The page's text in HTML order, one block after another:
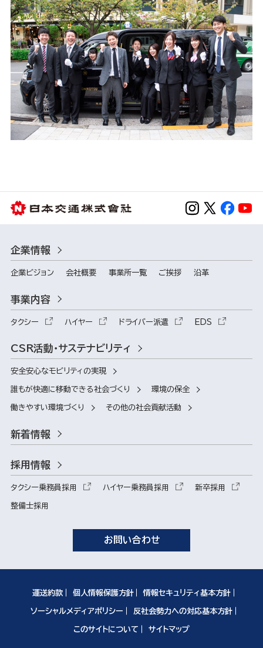
企業情報
企業ビジョン 会社概要 事業所一覧 ご挨拶 沿革
事業内容
タクシー ハイヤー ドライバー派遣 EDS
CSR活動・サステナビリティ
安全安心なモビリティの実現
誰もが快適に移動できる社会づくり 環境の保全
働きやすい環境づくり その他の社会貢献活動
新着情報
採用情報
タクシー乗務員採用 ハイヤー乗務員採用 新卒採用
整備士採用
お問い合わせ
運送約款 個人情報保護方針 情報セキュリティ基本方針
ソーシャルメディアポリシー 反社会勢力への対応基本方針
このサイトについて サイトマップ